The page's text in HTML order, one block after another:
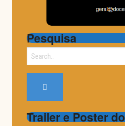
Pesquisa
Trailer e Poster